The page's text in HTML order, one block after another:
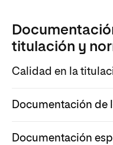
titulación y
Calidad en la
Documentación de
Documentación